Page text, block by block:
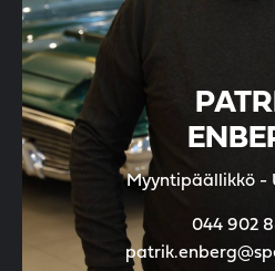
Myyntipäällikkö -
044 902